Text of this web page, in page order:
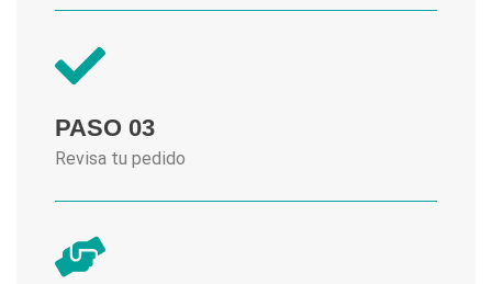
PASO 03
Revisa tu pedido